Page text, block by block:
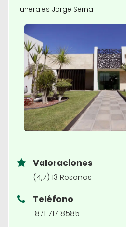
Funerales Jorge Serna
Valoraciones
(4,7) 13 Reseñas
Teléfono
871 717 8585